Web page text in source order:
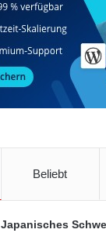
Beliebt
Japanisches